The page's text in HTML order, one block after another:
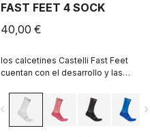
FAST FEET 4 SOCK
40,00 €
los calcetines Castelli Fast Feet
cuentan con el desarrollo y las
prestaciones aerodinámicas.
navigate_before